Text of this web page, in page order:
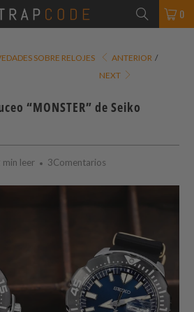
0
SOBRE RELOJES
ANTERIOR /
NEXT
“MONSTER” de Seiko
min leer 3Comentarios